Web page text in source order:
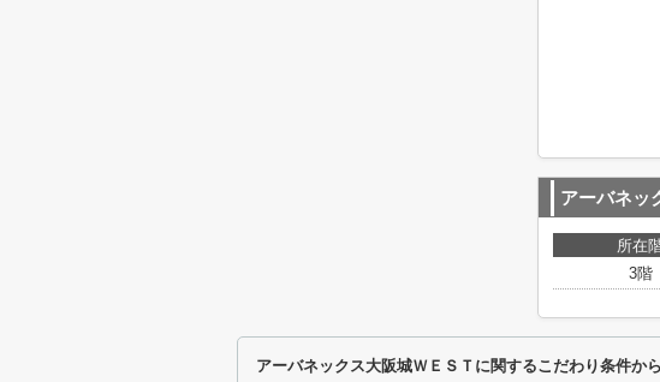
アーバネッ
所在
3階
アーバネックス大阪城ＷＥＳＴに関するこだわり条件か